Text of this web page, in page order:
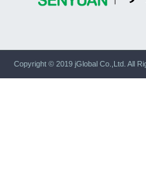
Copyright © 2019 jGlobal Co.,Ltd. All